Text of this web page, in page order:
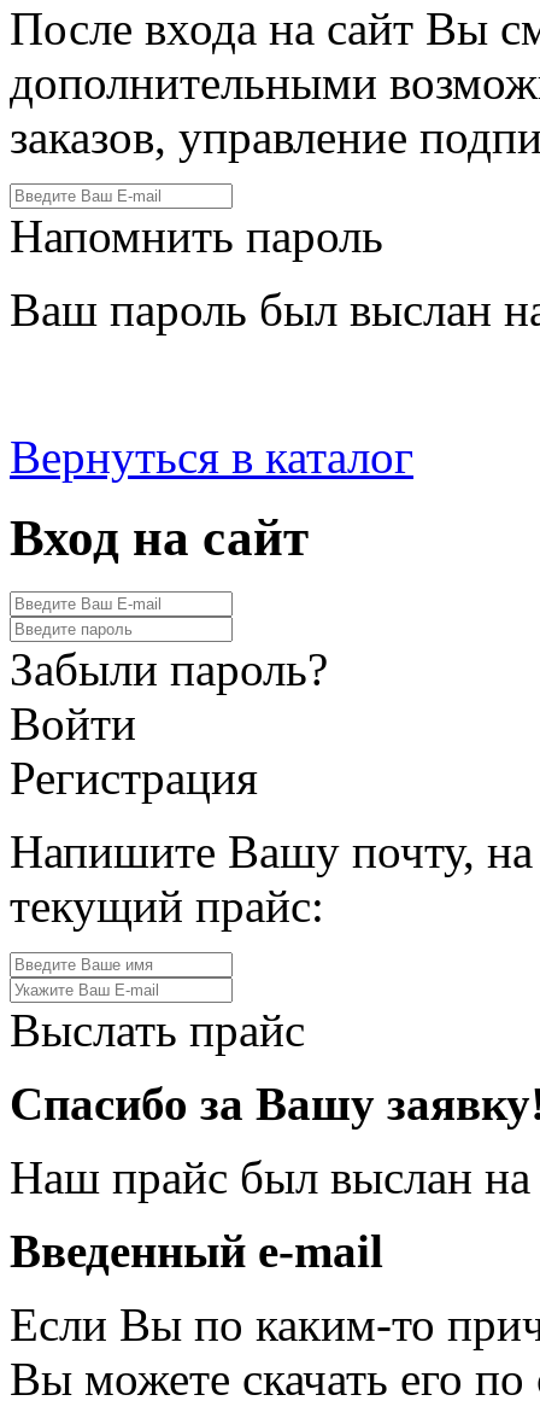
После входа на сайт Вы
дополнительными
заказов, управление
Напомнить пароль
Ваш пароль был выслан
Вернуться в каталог
Вход на сайт
Забыли пароль?
Войти
Регистрация
Напишите Вашу почту,
текущий прайс:
Выслать прайс
Спасибо за Вашу
Наш прайс был выслан
Введенный e-mail
Если Вы по каким-то
Вы можете скачать его